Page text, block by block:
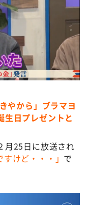
やから」ブラマヨ
生日プレゼントと
月25日に放送され
すけど・・・」 で